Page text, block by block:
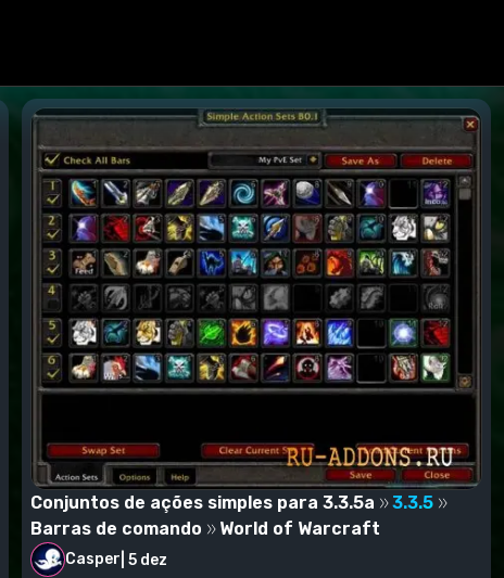
Conjuntos de ações simples para 3.3.5a
3.3.5
Barras de comando
World of Warcraft
Casper 5 dez